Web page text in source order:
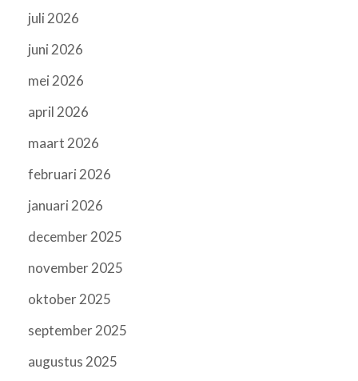
juli 2026
juni 2026
mei 2026
april 2026
maart 2026
februari 2026
januari 2026
december 2025
november 2025
oktober 2025
september 2025
augustus 2025